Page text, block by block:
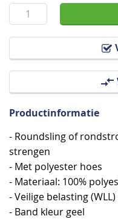
het
begin
van
Productinformatie
- Roundsling of
strengen
- Met polyester hoes
- Materiaal: 100%
- Veilige belasting
- Band kleur geel